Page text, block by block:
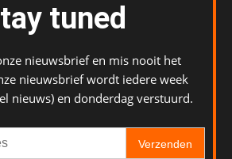
tuned
nieuwsbrief en mis nooit het
nieuwsbrief wordt iedere week
nieuws) en donderdag verstuurd.
Verzenden